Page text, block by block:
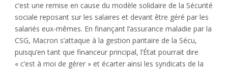
c’est une remise en cause du modèle solidaire de la Sécurité
sociale reposant sur les salaires et devant être géré par les
salariés eux-mêmes. En finançant l’assurance maladie par la
CSG, Macron s’attaque à la gestion paritaire de la Sécu,
puisqu’en tant que financeur principal, l’État pourrait dire
« c’est à moi de gérer » et écarter ainsi les syndicats de la